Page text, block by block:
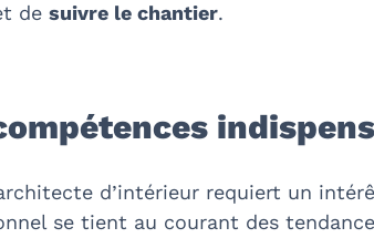
de suivre le chantier.
d’intérieur requiert un
se tient au courant des